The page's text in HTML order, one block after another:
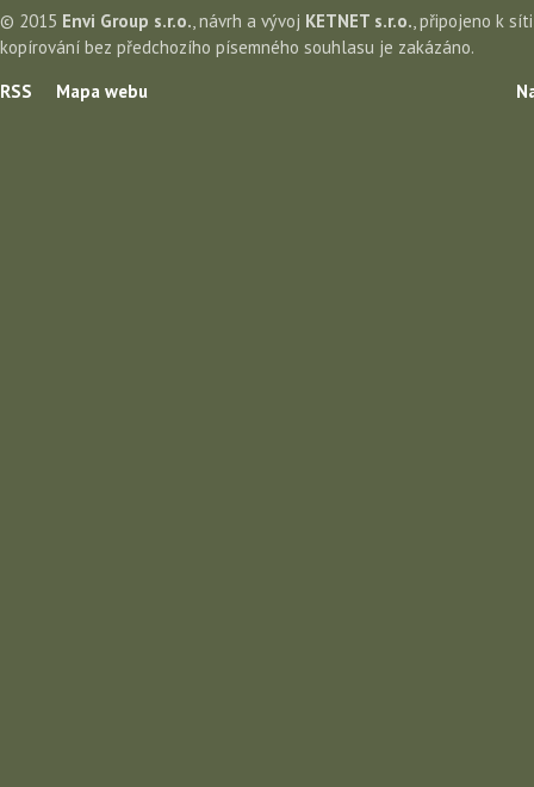
© 2015 Envi Group s.r.o., návrh a vývoj KETNET s.r.o., připojeno k
kopírování bez předchozího písemného souhlasu je zakázáno.
RSS
Mapa webu